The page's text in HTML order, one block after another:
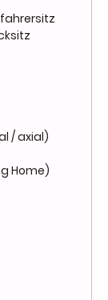
/ axial)
Home)